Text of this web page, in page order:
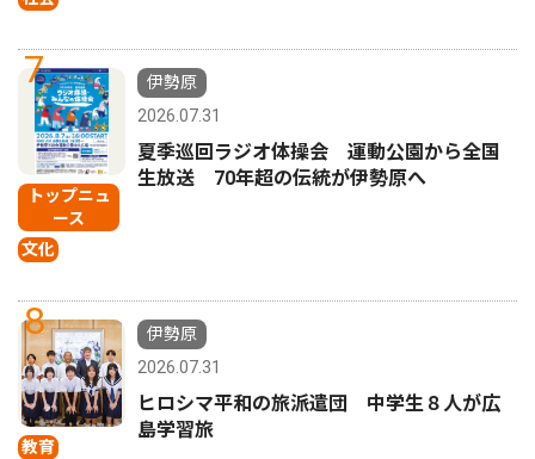
7
トップニュ
ース
文化
伊勢原
2026.07.31
夏季巡回ラジオ体操会 運動公園から全国
生放送 70年超の伝統が伊勢原へ
8
教育
伊勢原
2026.07.31
ヒロシマ平和の旅派遣団 中学生８人が広
島学習旅